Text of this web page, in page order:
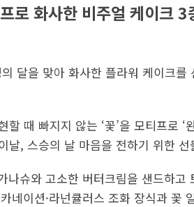
로 화사한 비주얼 케이크
달을 맞아 화사한 플라워 케이크를
때 빠지지 않는 ‘꽃’을 모티프로 ‘
날, 스승의 날 마음을 전하기 위한 선
나슈와 고소한 버터크림을 샌드하고
네이션·라넌큘러스 조화 장식과 꽃